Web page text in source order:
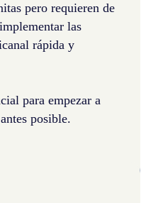
pero requieren de
las
rápida y
para empezar a
posible.